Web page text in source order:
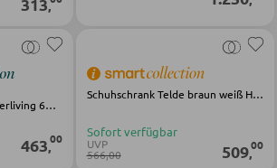
313,
Garderobenschrank Interliving 6015 braun grau Holz
463,00
Schuhschrank Telde braun weiß Holz Glas
Sofort verfügbar
UVP
566,00 509,00